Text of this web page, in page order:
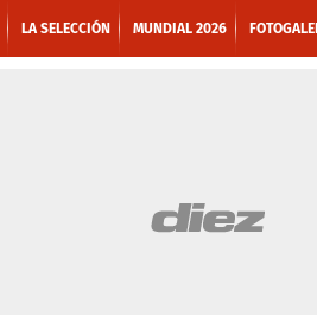
LA SELECCIÓN MUNDIAL 2026